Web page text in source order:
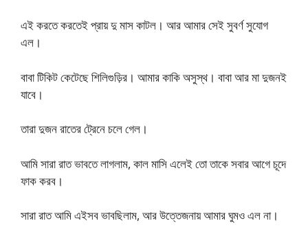
এই করতে করতেই প্রায় দু মাস কাটল। আর আমার সেই সুবর্ণ সুযোগ
এল।
বাবা টিকিট কেটেছে শিলিগুড়ির। আমার কাকি অসুস্থ। বাবা আর মা দুজনই
যাবে।
তারা দুজন রাতের ট্রেনে চলে গেল।
আমি সারা রাত ভাবতে লাগলাম, কাল মাসি এলেই তো তাকে সবার আগে চূদে
ফাক করব।
সারা রাত আমি এইসব ভাবছিলাম, আর উত্তেজনায় আমার ঘুমও এল না।